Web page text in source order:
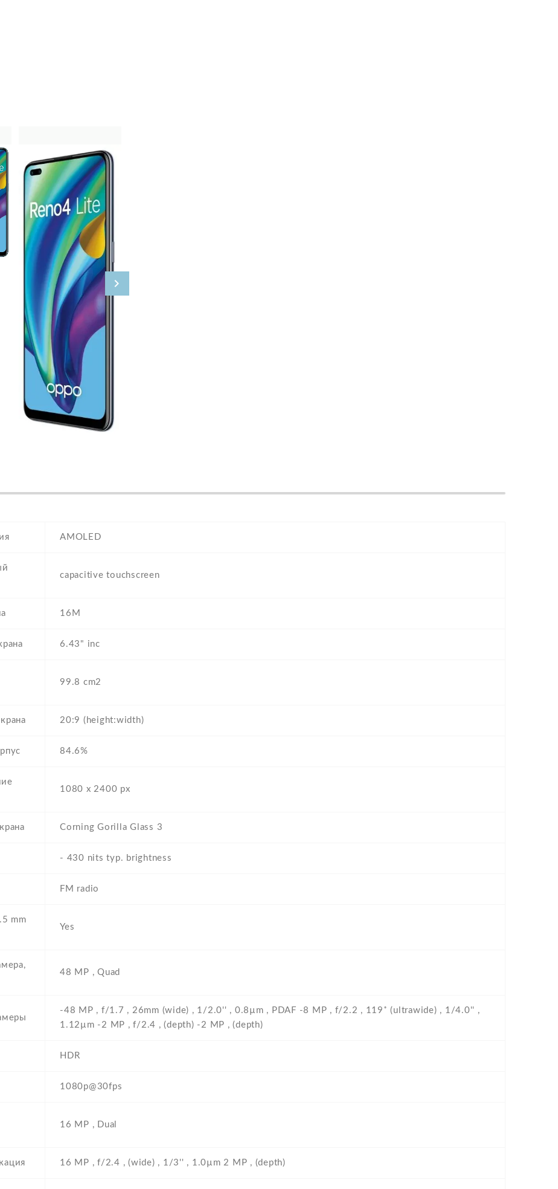
AMOLED
capacitive touchscreen
16M
6.43" inc
99.8 cm2
20:9 (height:width)
84.6%
1080 x 2400 px
Corning Gorilla Glass 3
- 430 nits typ. brightness
FM radio
mm
Yes
48 MP , Quad
-48 MP , f/1.7 , 26mm (wide) , 1/2.0'' , 0.8µm , PDAF -8 MP , f/2.2 , 119˚ (ultrawide) , 1/4.0'' ,
1.12µm -2 MP , f/2.4 , (depth) -2 MP , (depth)
HDR
1080p@30fps
16 MP , Dual
16 MP , f/2.4 , (wide) , 1/3'' , 1.0µm 2 MP , (depth)